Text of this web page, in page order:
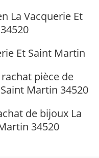
La Vacquerie Et
Et Saint Martin
pièce de
Martin 34520
de bijoux La
34520